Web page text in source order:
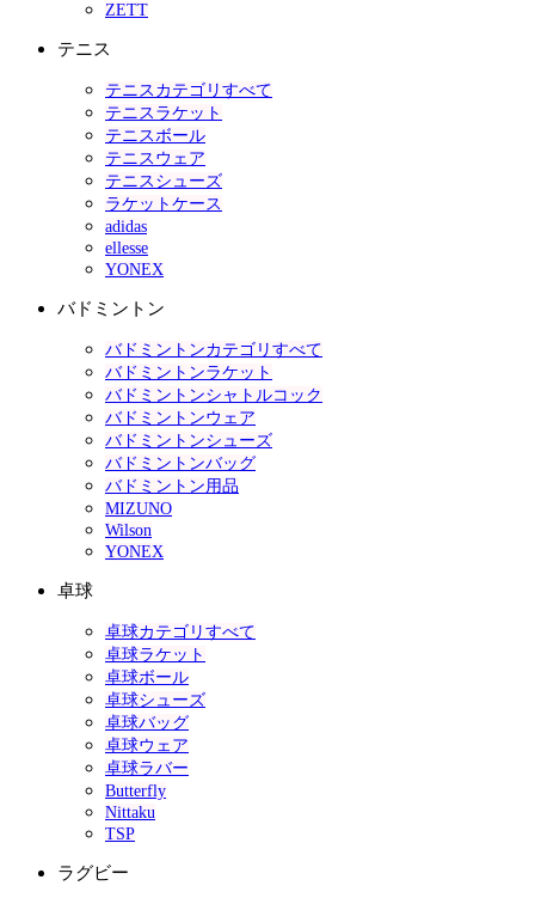
ZETT
テニス
テニスカテゴリすべて
テニスラケット
テニスボール
テニスウェア
テニスシューズ
ラケットケース
adidas
ellesse
YONEX
バドミントン
バドミントンカテゴリすべて
バドミントンラケット
バドミントンシャトルコック
バドミントンウェア
バドミントンシューズ
バドミントンバッグ
バドミントン用品
MIZUNO
Wilson
YONEX
卓球
卓球カテゴリすべて
卓球ラケット
卓球ボール
卓球シューズ
卓球バッグ
卓球ウェア
卓球ラバー
Butterfly
Nittaku
TSP
ラグビー